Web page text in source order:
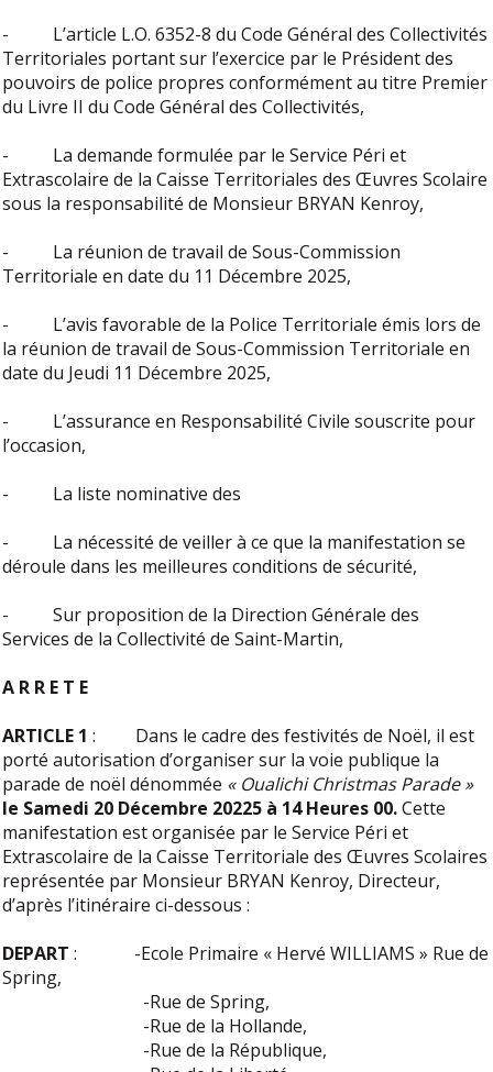
- L’article L.O. 6352-8 du Code Général des Collectivités
Territoriales portant sur l’exercice par le Président des
pouvoirs de police propres conformément au titre Premier
du Livre II du Code Général des Collectivités,
- La demande formulée par le Service Péri et
Extrascolaire de la Caisse Territoriales des Œuvres Scolaire
sous la responsabilité de Monsieur BRYAN Kenroy,
- La réunion de travail de Sous-Commission
Territoriale en date du 11 Décembre 2025,
- L’avis favorable de la Police Territoriale émis lors de
la réunion de travail de Sous-Commission Territoriale en
date du Jeudi 11 Décembre 2025,
- L’assurance en Responsabilité Civile souscrite pour
l’occasion,
- La liste nominative des
- La nécessité de veiller à ce que la manifestation se
déroule dans les meilleures conditions de sécurité,
- Sur proposition de la Direction Générale des
Services de la Collectivité de Saint-Martin,
A R R E T E
ARTICLE 1 : Dans le cadre des festivités de Noël, il est
porté autorisation d’organiser sur la voie publique la
parade de noël dénommée « Oualichi Christmas Parade »
le Samedi 20 Décembre 20225 à 14 Heures 00.Cette
manifestation est organisée par le Service Péri et
Extrascolaire de la Caisse Territoriale des Œuvres Scolaires
représentée par Monsieur BRYAN Kenroy, Directeur,
d’après l’itinéraire ci-dessous :
DEPART : -Ecole Primaire « Hervé WILLIAMS » Rue de
Spring,
-Rue de Spring,
-Rue de la Hollande,
-Rue de la République,